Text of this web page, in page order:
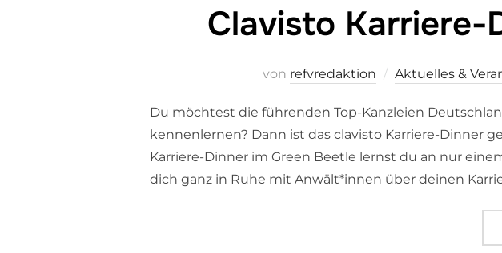
Clavisto Karriere-
von refvredaktion Aktuelles &
Du möchtest die führenden Top-Kanzleien
kennenlernen? Dann ist das clavisto Karriere-Dinner
Karriere-Dinner im Green Beetle lernst du an nur
dich ganz in Ruhe mit Anwält*innen über deinen